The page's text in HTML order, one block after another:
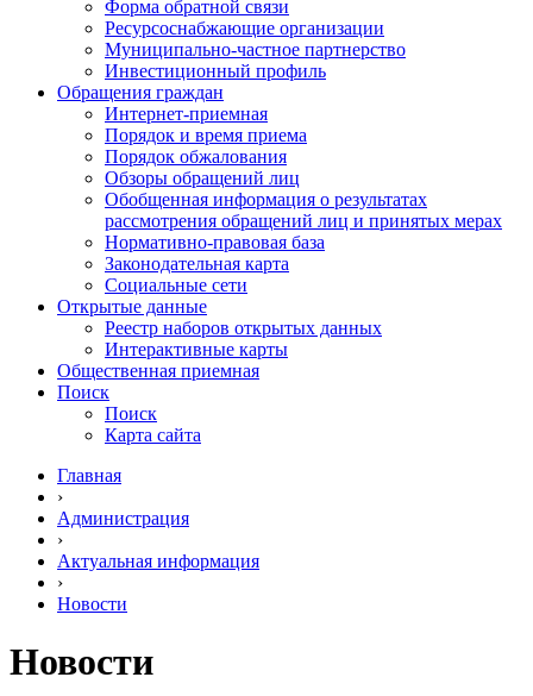
Форма обратной связи
Ресурсоснабжающие организации
Муниципально-частное партнерство
Инвестиционный профиль
Обращения граждан
Интернет-приемная
Порядок и время приема
Порядок обжалования
Обзоры обращений лиц
Обобщенная информация о результатах
рассмотрения обращений лиц и принятых мерах
Нормативно-правовая база
Законодательная карта
Социальные сети
Открытые данные
Реестр наборов открытых данных
Интерактивные карты
Общественная приемная
Поиск
Поиск
Карта сайта
Главная
›
Администрация
›
Актуальная информация
›
Новости
Новости